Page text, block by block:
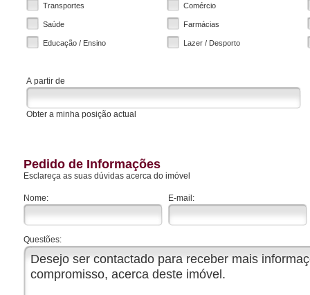
Transportes Comércio
Saúde Farmácias
Educação / Ensino Lazer / Desporto
A partir de
Obter a minha posição actual
Pedido de Informações
Esclareça as suas dúvidas acerca do imóvel
Nome: E-mail:
Questões: